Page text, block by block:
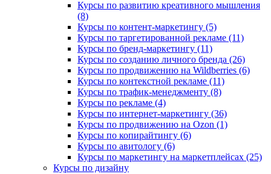
Курсы по развитию креативного мышления
(8)
Курсы по контент-маркетингу (5)
Курсы по таргетированной рекламе (11)
Курсы по бренд-маркетингу (11)
Курсы по созданию личного бренда (26)
Курсы по продвижению на Wildberries (6)
Курсы по контекстной рекламе (11)
Курсы по трафик-менеджменту (8)
Курсы по рекламе (4)
Курсы по интернет-маркетингу (36)
Курсы по продвижению на Ozon (1)
Курсы по копирайтингу (6)
Курсы по авитологу (6)
Курсы по маркетингу на маркетплейсах (25)
Курсы по дизайну